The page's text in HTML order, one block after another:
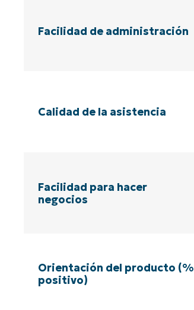
Facilidad de administración
Calidad de la asistencia
Facilidad para hacer
negocios
Orientación del producto (%
positivo)